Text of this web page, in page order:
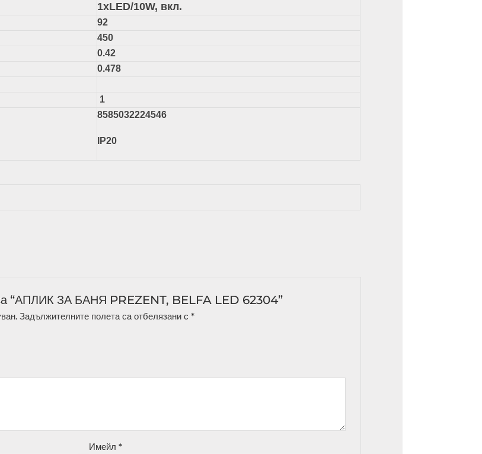
1xLED/10W, вкл.
92
450
0.42
0.478
1
8585032224546
IP20
“АПЛИК ЗА БАНЯ PREZENT, BELFA LED 62304”
Задължителните полета са отбелязани с*
Имейл *